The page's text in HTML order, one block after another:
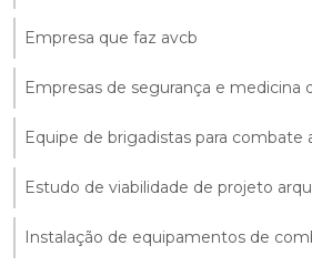
Empresa que faz avcb
Empresas de segurança e medicina
Equipe de brigadistas para combate
Estudo de viabilidade de projeto
Instalação de equipamentos de